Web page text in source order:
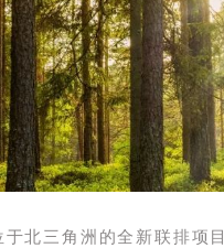
北三角洲的全新联排项目